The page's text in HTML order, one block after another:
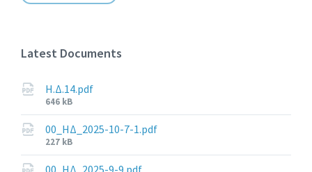
Latest Documents
Η.Δ.14.pdf
File
size:
646 kB
00_ΗΔ_2025-10-7-1.pdf
File
size:
227 kB
00_ΗΔ_2025-9-9.pdf